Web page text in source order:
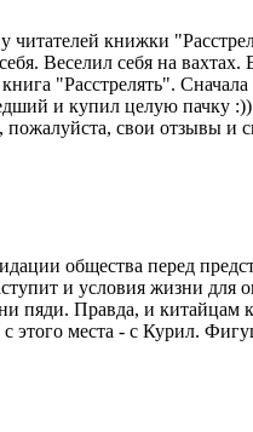
читателей книжки
Веселил себя на
"Расстрелять".
и купил целую пачку
свои отзывы и
общества перед
и условия жизни
пяди. Правда, и
этого места - с Курил.